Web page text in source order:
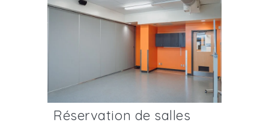
Réservation de salles